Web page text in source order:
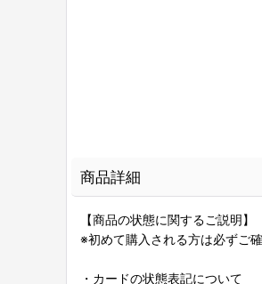
商品詳細
【商品の状態に関するご説明】
※初めて購入される方は必ずご確
・カードの状態表記について